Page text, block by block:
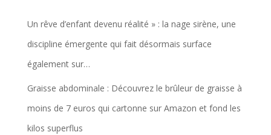
Un rêve d’enfant devenu réalité » : la nage sirène, une
discipline émergente qui fait désormais surface
également sur…
Graisse abdominale : Découvrez le brûleur de graisse à
moins de 7 euros qui cartonne sur Amazon et fond les
kilos superflus